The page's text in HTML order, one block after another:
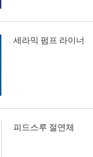
세라믹 펌프 라이너
피드스루 절연체